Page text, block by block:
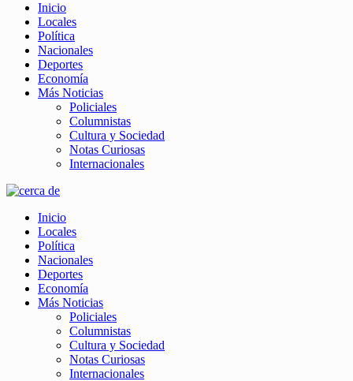
Inicio
Locales
Política
Nacionales
Deportes
Economía
Más Noticias
Policiales
Columnistas
Cultura y Sociedad
Notas Curiosas
Internacionales
Inicio
Locales
Política
Nacionales
Deportes
Economía
Más Noticias
Policiales
Columnistas
Cultura y Sociedad
Notas Curiosas
Internacionales